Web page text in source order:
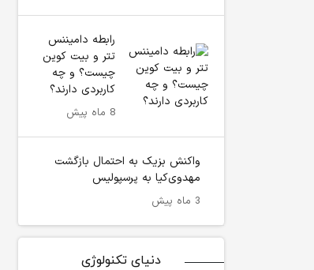
رابطه دامیننس
تتر و بیت کوین
چیست؟ و چه
کاربردی دارند؟
8 ماه پیش
واکنش بزیک به احتمال بازگشت
مهدوی‌کیا به پرسپولیس
3 ماه پیش
دنیای تکنولوژی